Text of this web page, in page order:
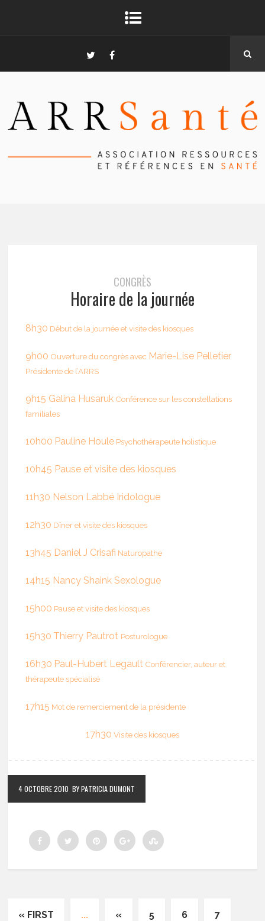
CONGRÈS
Horaire de la journée
8h30 Début de la journée et visite des kiosques
9h00 Ouverture du congrès avec Marie-Lise Pelletier
Présidente de l’ARRS
9h15 Galina Husaruk Conférence sur les constellations
familiales
10h00 Pauline Houle Psychothérapeute holistique
10h45 Pause et visite des kiosques
11h30 Nelson Labbé Iridologue
12h30 Dîner et visite des kiosques
13h45 Daniel J Crisafi Naturopathe
14h15 Nancy Shaink Sexologue
15h00 Pause et visite des kiosques
15h30 Thierry Pautrot Posturologue
16h30 Paul-Hubert Legault Conférencier, auteur et
thérapeute spécialisé
17h15 Mot de remerciement de la présidente
17h30 Visite des kiosques
4 OCTOBRE 2010 BY PATRICIA DUMONT
« FIRST ... « 5 6 7